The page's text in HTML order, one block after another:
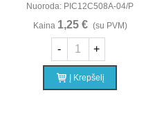
Nuoroda: PIC12C508A-04/P
Kaina 1,25 € (su PVM)
- +
Į Krepšelį